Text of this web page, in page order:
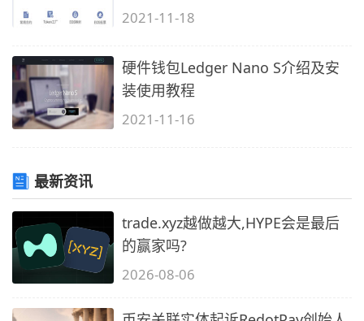
2021-11-18
硬件钱包Ledger Nano S介绍及安
装使用教程
2021-11-16
最新资讯
trade.xyz越做越大,HYPE会是最后
的赢家吗?
2026-08-06